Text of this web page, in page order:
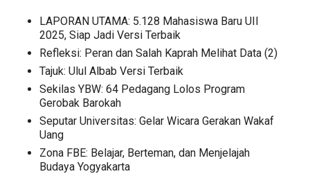
LAPORAN UTAMA: 5.128 Mahasiswa Baru UII
2025, Siap Jadi Versi Terbaik
Refleksi: Peran dan Salah Kaprah Melihat Data (2)
Tajuk: Ulul Albab Versi Terbaik
Sekilas YBW: 64 Pedagang Lolos Program
Gerobak Barokah
Seputar Universitas: Gelar Wicara Gerakan Wakaf
Uang
Zona FBE: Belajar, Berteman, dan Menjelajah
Budaya Yogyakarta